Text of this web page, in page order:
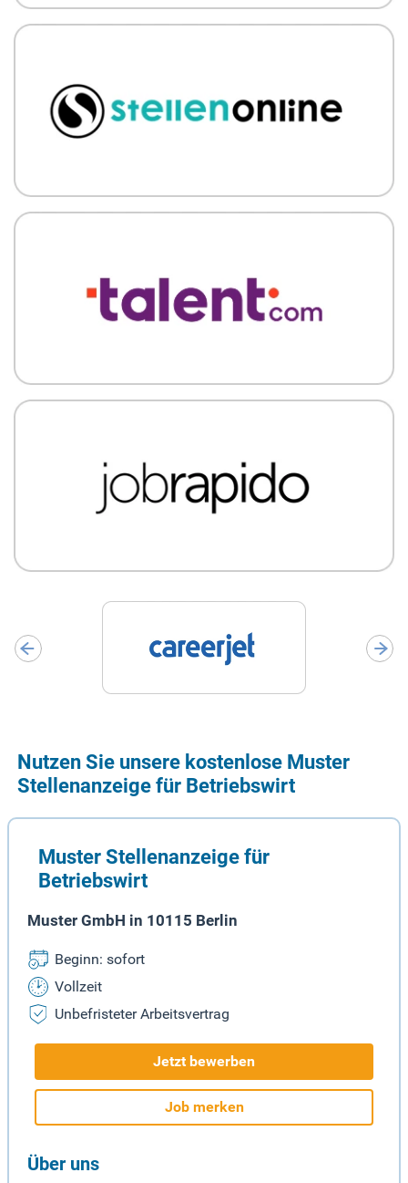
Nutzen Sie unsere kostenlose Muster
Stellenanzeige für Betriebswirt
Muster Stellenanzeige für
Betriebswirt
Muster GmbH in 10115 Berlin
Beginn: sofort
Vollzeit
Unbefristeter Arbeitsvertrag
Jetzt bewerben
Job merken
Über uns